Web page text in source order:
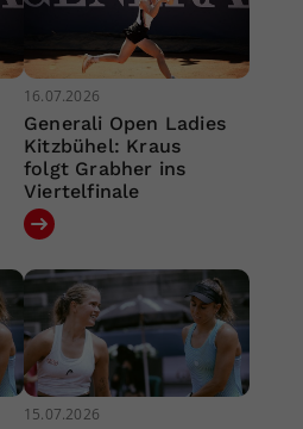
16.07.2026
Generali Open Ladies
Kitzbühel: Kraus
folgt Grabher ins
Viertelfinale
15.07.2026